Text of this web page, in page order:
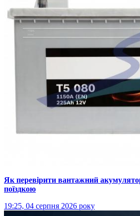
Як перевірити вантажний
поїздкою
19:25, 04 серпня 2026 року